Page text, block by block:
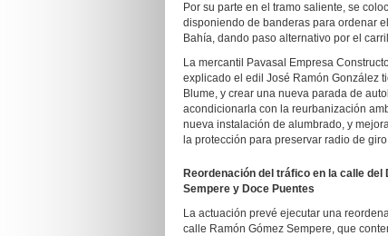
Por su parte en el tramo saliente, se
disponiendo de banderas para ordenar
Bahía, dando paso alternativo por el
La mercantil Pavasal Empresa
explicado el edil José Ramón González
Blume, y crear una nueva parada de
acondicionarla con la reurbanización
nueva instalación de alumbrado, y
la protección para preservar radio de
Reordenación del tráfico en la calle
Sempere y Doce Puentes
La actuación prevé ejecutar una
calle Ramón Gómez Sempere, que